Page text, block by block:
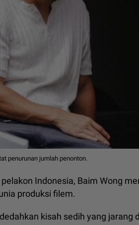
penurunan jumlah penonton.
Indonesia, Baim Wong
produksi filem.
kisah sedih yang jarang